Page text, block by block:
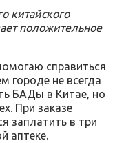
китайского
положительное
справиться
городе не всегда
БАДы в Китае, но
При заказе
заплатить в три
аптеке.